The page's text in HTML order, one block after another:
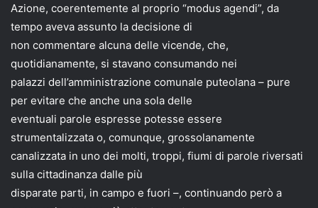
Azione, coerentemente al proprio “modus agendi”, da
tempo aveva assunto la decisione di
non commentare alcuna delle vicende, che,
quotidianamente, si stavano consumando nei
palazzi dell’amministrazione comunale puteolana – pure
per evitare che anche una sola delle
eventuali parole espresse potesse essere
strumentalizzata o, comunque, grossolanamente
canalizzata in uno dei molti, troppi, fiumi di parole riversati
sulla cittadinanza dalle più
disparate parti, in campo e fuori –, continuando però a